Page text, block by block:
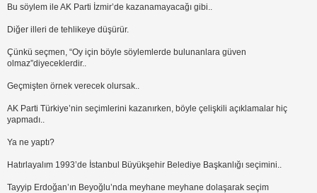
Bu söylem ile AK Parti İzmir’de kazanamayacağı gibi..
Diğer illeri de tehlikeye düşürür.
Çünkü seçmen, “Oy için böyle söylemlerde bulunanlara güven
olmaz”diyeceklerdir..
Geçmişten örnek verecek olursak..
AK Parti Türkiye’nin seçimlerini kazanırken, böyle çelişkili açıklamalar hiç
yapmadı..
Ya ne yaptı?
Hatırlayalım 1993’de İstanbul Büyükşehir Belediye Başkanlığı seçimini..
Tayyip Erdoğan’ın Beyoğlu’nda meyhane meyhane dolaşarak seçim